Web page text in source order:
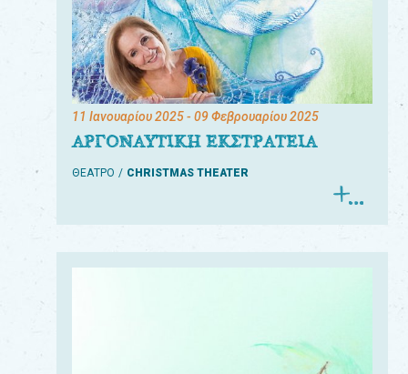
11 Ιανουαρίου 2025- 09 Φεβρουαρίου 2025
ΑΡΓΟΝΑΥΤΙΚΗ ΕΚΣΤΡΑΤΕΙΑ
ΘΕΑΤΡΟ CHRISTMAS THEATER